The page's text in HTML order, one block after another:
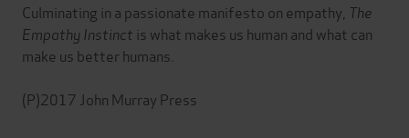
Culminating in a passionate manifesto on empathy, The
Empathy Instinct is what makes us human and what can
make us better humans.